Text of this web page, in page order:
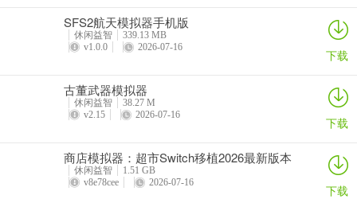
想加入大好婚礼人会员？很简单！大好婚礼app能帮您轻松搞定。它
是一款超棒的婚礼服务软件，功能超丰富。在这软件里，您能轻松采
购各类婚礼用品，十万余种婚品任您选，还有各类筹备工具，让您筹
务，每年为超10万对新人打造高品质婚礼。不管是婚礼策划、婚纱摄
影，还是婚后孕妇照、宝宝照等服务，这里都有。您还能查看黄道吉
日，搜索婚礼信息，实时用积分兑换商品。制定专属婚礼场景也不
各种麻烦事，轻松筹备一场满意的婚礼，加入会员说不定还有更多专
属福利哦，赶紧来试试吧！
SFS2航天模拟器手机版
休闲益智
339.13 MB
v1.0.0
2026-07-16 下载
古董武器模拟器
休闲益智
38.27 M
v2.15
2026-07-16 下载
商店模拟器：超市Switch移植2026最新版本
休闲益智
1.51 GB
v8e78cee
2026-07-16 下载